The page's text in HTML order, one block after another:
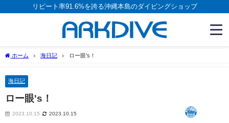
リピート率91.6%を誇る沖縄本島のダイビングショップ
ホーム 海日記 ロー眼's！
海日記
ロー眼's！
2023.10.15 2023.10.15